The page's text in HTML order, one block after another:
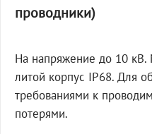
проводники)
На напряжение до 10
литой корпус IP68. Для
требованиями к
потерями.